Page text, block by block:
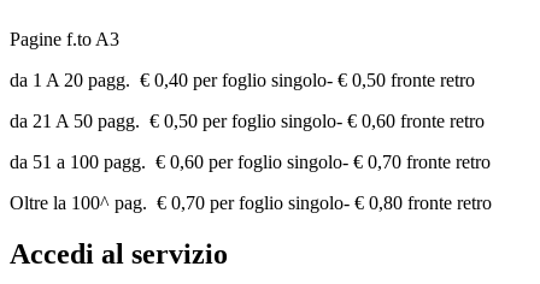
Pagine f.to A3
da 1 A 20 pagg. € 0,40 per foglio singolo- € 0,50 fronte retro
da 21 A 50 pagg. € 0,50 per foglio singolo- € 0,60 fronte retro
da 51 a 100 pagg. € 0,60 per foglio singolo- € 0,70 fronte retro
Oltre la 100^ pag. € 0,70 per foglio singolo- € 0,80 fronte retro
Accedi al servizio